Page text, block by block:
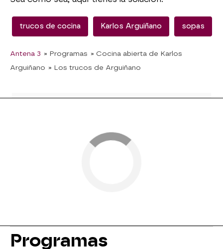
trucos de cocina Karlos Arguiñano sopas
Antena 3 » Programas » Cocina abierta de Karlos
Arguiñano » Los trucos de Arguiñano
Programas